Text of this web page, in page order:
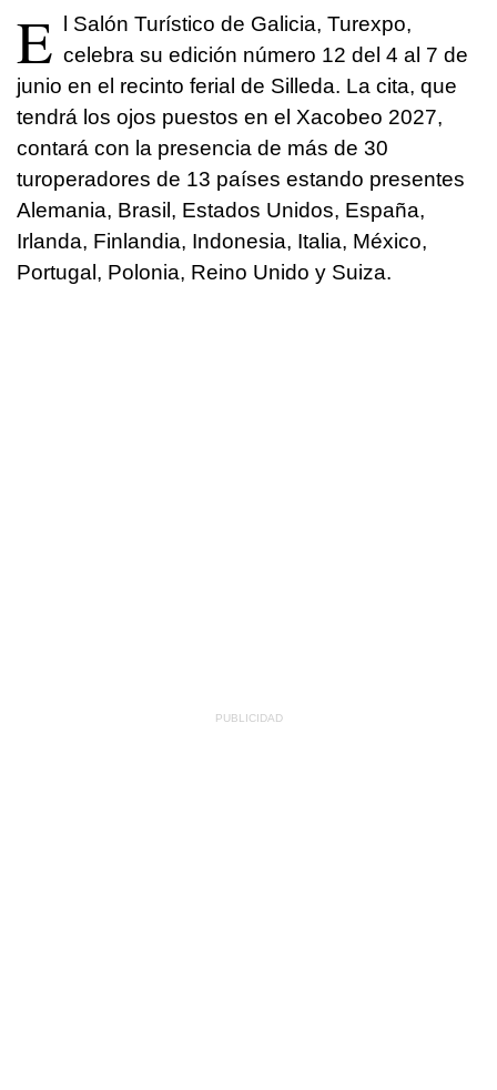
E
l Salón Turístico de Galicia, Turexpo,
celebra su edición número 12 del 4 al 7 de
junio en el recinto ferial de Silleda. La cita, que
tendrá los ojos puestos en el Xacobeo 2027,
contará con la presencia de más de 30
turoperadores de 13 países estando presentes
Alemania, Brasil, Estados Unidos, España,
Irlanda, Finlandia, Indonesia, Italia, México,
Portugal, Polonia, Reino Unido y Suiza.